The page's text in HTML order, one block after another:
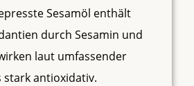
Sesamöl enthält
durch Sesamin und
laut umfassender
antioxidativ.